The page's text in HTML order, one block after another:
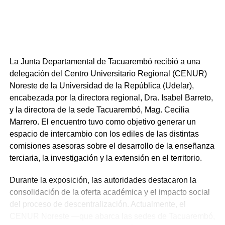
Brocco sugirió que este curso se podría desarrollar
durante la temporada invernal en el Gimnasio
Polideportivo.
Finalmente, el suplente de edil del Partido Nacional,
Alfredo La Paz, instó al Intendente Wilson Ezquerra a
formalizar un llamado a licitación para la urgente
reparación de la ruta a Rincón del Bonete. La solicitud se
centra en un tramo de aproximadamente 12 km, cuya vía
la seguridad vial”.
Críticas a la gestión nacional
La Junta Departamental de Tacuarembó recibió a una
delegación del Centro Universitario Regional (CENUR)
Noreste de la Universidad de la República (Udelar),
encabezada por la directora regional, Dra. Isabel Barreto,
y la directora de la sede Tacuarembó, Mag. Cecilia
Marrero. El encuentro tuvo como objetivo generar un
espacio de intercambio con los ediles de las distintas
comisiones asesoras sobre el desarrollo de la enseñanza
terciaria, la investigación y la extensión en el territorio.
Durante la exposición, las autoridades destacaron la
consolidación de la oferta académica y el impacto social
del proceso de descentralización. Actualmente, el